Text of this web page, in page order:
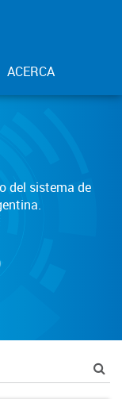
ACERCA
del sistema de